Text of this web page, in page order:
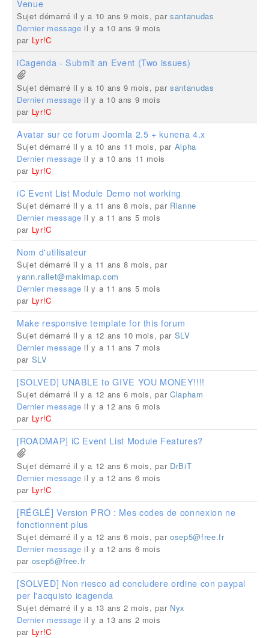
Venue
Sujet démarré il y a 10 ans 9 mois, par santanudas
Dernier message il y a 10 ans 9 mois
par Lyr!C
iCagenda - Submit an Event (Two issues)
Sujet démarré il y a 10 ans 9 mois, par santanudas
Dernier message il y a 10 ans 9 mois
par Lyr!C
Avatar sur ce forum Joomla 2.5 + kunena 4.x
Sujet démarré il y a 10 ans 11 mois, par Alpha
Dernier message il y a 10 ans 11 mois
par Lyr!C
iC Event List Module Demo not working
Sujet démarré il y a 11 ans 8 mois, par Rianne
Dernier message il y a 11 ans 5 mois
par Lyr!C
Nom d'utilisateur
Sujet démarré il y a 11 ans 8 mois, par
yann.rallet@makimap.com
Dernier message il y a 11 ans 5 mois
par Lyr!C
Make responsive template for this forum
Sujet démarré il y a 12 ans 10 mois, par SLV
Dernier message il y a 11 ans 7 mois
par SLV
[SOLVED] UNABLE to GIVE YOU MONEY!!!!
Sujet démarré il y a 12 ans 6 mois, par Clapham
Dernier message il y a 12 ans 6 mois
par Lyr!C
[ROADMAP] iC Event List Module Features?
Sujet démarré il y a 12 ans 6 mois, par DrBiT
Dernier message il y a 12 ans 6 mois
par Lyr!C
[RÉGLÉ] Version PRO : Mes codes de connexion ne
fonctionnent plus
Sujet démarré il y a 12 ans 6 mois, par osep5@free.fr
Dernier message il y a 12 ans 6 mois
par osep5@free.fr
[SOLVED] Non riesco ad concludere ordine con paypal
per l'acquisto icagenda
Sujet démarré il y a 13 ans 2 mois, par Nyx
Dernier message il y a 13 ans 2 mois
par Lyr!C